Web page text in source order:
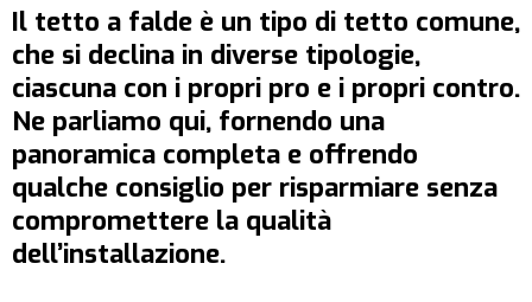
Il tetto a falde è un tipo di tetto comune,
che si declina in diverse tipologie,
ciascuna con i propri pro e i propri contro.
Ne parliamo qui, fornendo una
panoramica completa e offrendo
qualche consiglio per risparmiare senza
compromettere la qualità
dell’installazione.